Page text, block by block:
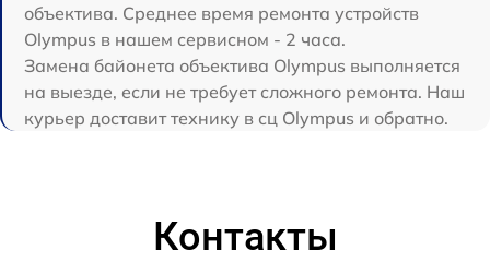
объектива. Среднее время ремонта устройств
Olympus в нашем сервисном - 2 часа.
Замена байонета объектива Olympus выполняется
на выезде, если не требует сложного ремонта. Наш
курьер доставит технику в сц Olympus и обратно.
Контакты